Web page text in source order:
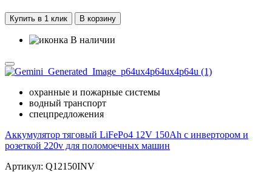
Купить в 1 клик В корзину
В наличии
охранные и пожарные системы
водный транспорт
спецпредложения
Аккумулятор тяговый LiFePo4 12V 150Ah с инвертором и
розеткой 220v для поломоечных машин
Артикул: Q12150INV